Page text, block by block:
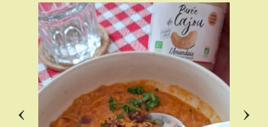
‹ ›